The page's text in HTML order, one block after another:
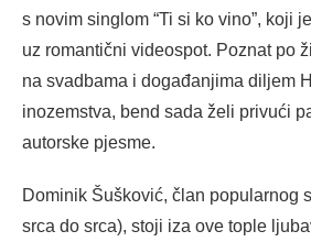
s novim singlom “Ti si ko vino”, koji
uz romantični videospot. Poznat po
na svadbama i događanjima diljem
inozemstva, bend sada želi privući
autorske pjesme.
Dominik Šušković, član popularnog
srca do srca), stoji iza ove tople